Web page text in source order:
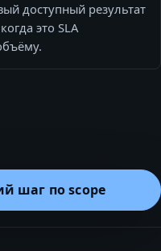
доступный результат
это SLA
шаг по scope